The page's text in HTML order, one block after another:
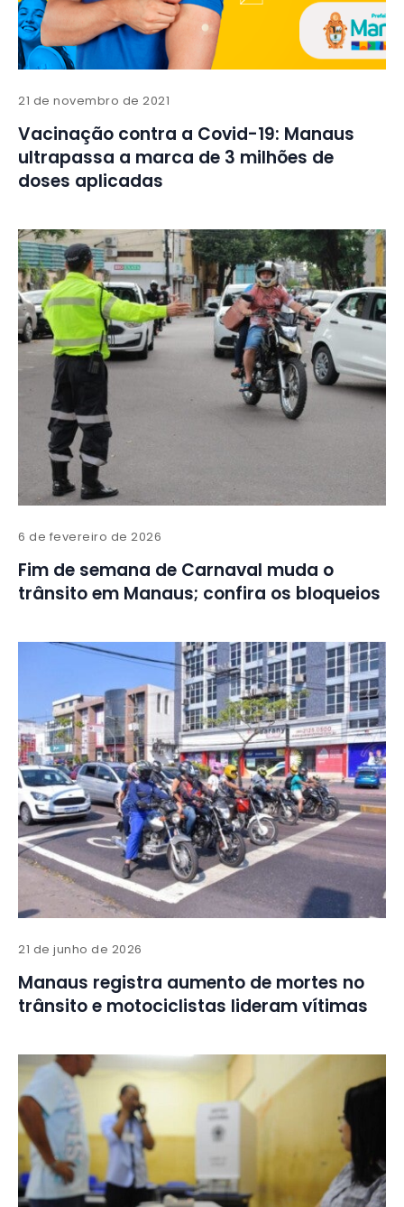
21 de novembro de 2021
Vacinação contra a Covid-19: Manaus
ultrapassa a marca de 3 milhões de
doses aplicadas
6 de fevereiro de 2026
Fim de semana de Carnaval muda o
trânsito em Manaus; confira os bloqueios
21 de junho de 2026
Manaus registra aumento de mortes no
trânsito e motociclistas lideram vítimas